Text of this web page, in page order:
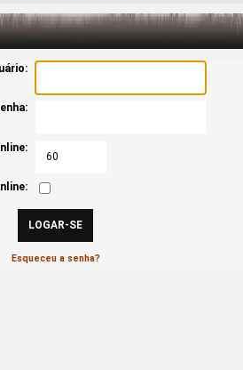
Esqueceu a senha?